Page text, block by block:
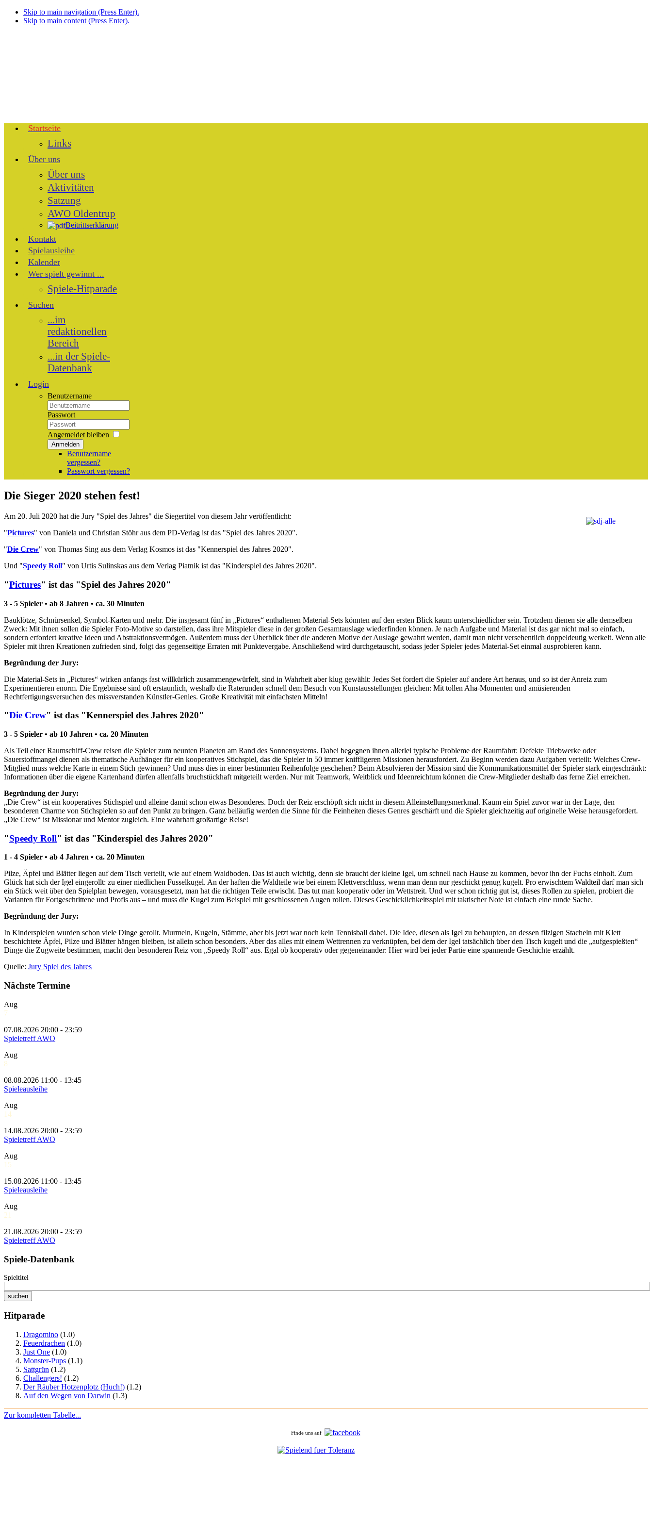
Skip to main navigation (Press Enter).
Skip to main content (Press Enter).
Startseite
Links
Über uns
Über uns
Aktivitäten
Satzung
AWO Oldentrup
Beitrittserklärung
Kontakt
Spielausleihe
Kalender
Wer spielt gewinnt ...
Spiele-Hitparade
Suchen
...im
redaktionellen
Bereich
...in der Spiele-
Datenbank
Login
Benutzername
Passwort
Angemeldet bleiben
Anmelden
Benutzername
vergessen?
Passwort vergessen?
Die Sieger 2020 stehen fest!
Am 20. Juli 2020 hat die Jury "Spiel des Jahres" die Siegertitel von diesem Jahr veröffentlicht:
"Pictures" von Daniela und Christian Stöhr aus dem PD-Verlag ist das "Spiel des Jahres 2020".
"Die Crew" von Thomas Sing aus dem Verlag Kosmos ist das "Kennerspiel des Jahres 2020".
Und "Speedy Roll" von Urtis Sulinskas aus dem Verlag Piatnik ist das "Kinderspiel des Jahres 2020".
"Pictures" ist das "Spiel des Jahres 2020"
3 - 5 Spieler • ab 8 Jahren • ca. 30 Minuten
Bauklötze, Schnürsenkel, Symbol-Karten und mehr. Die insgesamt fünf in „Pictures“ enthaltenen Material-Sets könnten auf den ersten Blick kaum unterschiedlicher sein. Trotzdem dienen sie alle demselben
Zweck: Mit ihnen sollen die Spieler Foto-Motive so darstellen, dass ihre Mitspieler diese in der großen Gesamtauslage wiederfinden können. Je nach Aufgabe und Material ist das gar nicht mal so einfach,
sondern erfordert kreative Ideen und Abstraktionsvermögen. Außerdem muss der Überblick über die anderen Motive der Auslage gewahrt werden, damit man nicht versehentlich doppeldeutig werkelt. Wenn alle
Spieler mit ihren Kreationen zufrieden sind, folgt das gegenseitige Erraten mit Punktevergabe. Anschließend wird durchgetauscht, sodass jeder Spieler jedes Material-Set einmal ausprobieren kann.
Begründung der Jury:
Die Material-Sets in „Pictures“ wirken anfangs fast willkürlich zusammengewürfelt, sind in Wahrheit aber klug gewählt: Jedes Set fordert die Spieler auf andere Art heraus, und so ist der Anreiz zum
Experimentieren enorm. Die Ergebnisse sind oft erstaunlich, weshalb die Raterunden schnell dem Besuch von Kunstausstellungen gleichen: Mit tollen Aha-Momenten und amüsierenden
Rechtfertigungsversuchen des missverstanden Künstler-Genies. Große Kreativität mit einfachsten Mitteln!
"Die Crew" ist das "Kennerspiel des Jahres 2020"
3 - 5 Spieler • ab 10 Jahren • ca. 20 Minuten
Als Teil einer Raumschiff-Crew reisen die Spieler zum neunten Planeten am Rand des Sonnensystems. Dabei begegnen ihnen allerlei typische Probleme der Raumfahrt: Defekte Triebwerke oder
Sauerstoffmangel dienen als thematische Aufhänger für ein kooperatives Stichspiel, das die Spieler in 50 immer kniffligeren Missionen herausfordert. Zu Beginn werden dazu Aufgaben verteilt: Welches Crew-
Mitglied muss welche Karte in einem Stich gewinnen? Und muss dies in einer bestimmten Reihenfolge geschehen? Beim Absolvieren der Mission sind die Kommunikationsmittel der Spieler stark eingeschränkt:
Informationen über die eigene Kartenhand dürfen allenfalls bruchstückhaft mitgeteilt werden. Nur mit Teamwork, Weitblick und Ideenreichtum können die Crew-Mitglieder deshalb das ferne Ziel erreichen.
Begründung der Jury:
„Die Crew“ ist ein kooperatives Stichspiel und alleine damit schon etwas Besonderes. Doch der Reiz erschöpft sich nicht in diesem Alleinstellungsmerkmal. Kaum ein Spiel zuvor war in der Lage, den
besonderen Charme von Stichspielen so auf den Punkt zu bringen. Ganz beiläufig werden die Sinne für die Feinheiten dieses Genres geschärft und die Spieler gleichzeitig auf originelle Weise herausgefordert.
„Die Crew“ ist Missionar und Mentor zugleich. Eine wahrhaft großartige Reise!
"Speedy Roll" ist das "Kinderspiel des Jahres 2020"
1 - 4 Spieler • ab 4 Jahren • ca. 20 Minuten
Pilze, Äpfel und Blätter liegen auf dem Tisch verteilt, wie auf einem Waldboden. Das ist auch wichtig, denn sie braucht der kleine Igel, um schnell nach Hause zu kommen, bevor ihn der Fuchs einholt. Zum
Glück hat sich der Igel eingerollt: zu einer niedlichen Fusselkugel. An der haften die Waldteile wie bei einem Klettverschluss, wenn man denn nur geschickt genug kugelt. Pro erwischtem Waldteil darf man sich
ein Stück weit über den Spielplan bewegen, vorausgesetzt, man hat die richtigen Teile erwischt. Das tut man kooperativ oder im Wettstreit. Und wer schon richtig gut ist, dieses Rollen zu spielen, probiert die
Varianten für Fortgeschrittene und Profis aus – und muss die Kugel zum Beispiel mit geschlossenen Augen rollen. Dieses Geschicklichkeitsspiel mit taktischer Note ist einfach eine runde Sache.
Begründung der Jury:
In Kinderspielen wurden schon viele Dinge gerollt. Murmeln, Kugeln, Stämme, aber bis jetzt war noch kein Tennisball dabei. Die Idee, diesen als Igel zu behaupten, an dessen filzigen Stacheln mit Klett
beschichtete Äpfel, Pilze und Blätter hängen bleiben, ist allein schon besonders. Aber das alles mit einem Wettrennen zu verknüpfen, bei dem der Igel tatsächlich über den Tisch kugelt und die „aufgespießten“
Dinge die Zugweite bestimmen, macht den besonderen Reiz von „Speedy Roll“ aus. Egal ob kooperativ oder gegeneinander: Hier wird bei jeder Partie eine spannende Geschichte erzählt.
Quelle: Jury Spiel des Jahres
Nächste Termine
Aug
7
07.08.2026 20:00 - 23:59
Spieletreff AWO
Aug
8
08.08.2026 11:00 - 13:45
Spieleausleihe
Aug
14
14.08.2026 20:00 - 23:59
Spieletreff AWO
Aug
15
15.08.2026 11:00 - 13:45
Spieleausleihe
Aug
21
21.08.2026 20:00 - 23:59
Spieletreff AWO
Spiele-Datenbank
Spieltitel
Hitparade
Dragomino (1.0)
Feuerdrachen (1.0)
Just One (1.0)
Monster-Pups (1.1)
Sattgrün (1.2)
Challengers! (1.2)
Der Räuber Hotzenplotz (Huch!) (1.2)
Auf den Wegen von Darwin (1.3)
Zur kompletten Tabelle...
Finde uns auf